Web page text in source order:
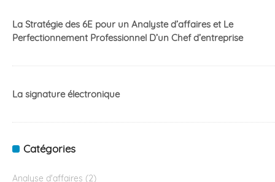
La Stratégie des 6E pour un Analyste d’affaires et Le
Perfectionnement Professionnel D’un Chef d’entreprise
La signature électronique
Catégories
Analyse d'affaires (2)